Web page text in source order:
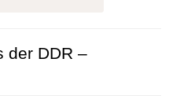
der DDR –